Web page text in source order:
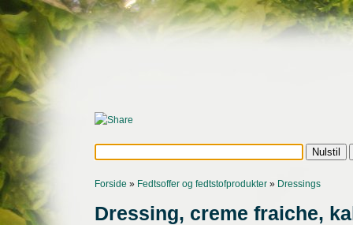
Forside » Fedtsoffer og fedtstofprodukter » Dressings
Dressing, creme fraiche,